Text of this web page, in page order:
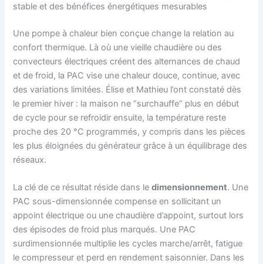
stable et des bénéfices énergétiques mesurables
Une pompe à chaleur bien conçue change la relation au
confort thermique. Là où une vieille chaudière ou des
convecteurs électriques créent des alternances de chaud
et de froid, la PAC vise une chaleur douce, continue, avec
des variations limitées. Élise et Mathieu l’ont constaté dès
le premier hiver : la maison ne “surchauffe” plus en début
de cycle pour se refroidir ensuite, la température reste
proche des 20 °C programmés, y compris dans les pièces
les plus éloignées du générateur grâce à un équilibrage des
réseaux.
La clé de ce résultat réside dans ledimensionnement. Une
PAC sous-dimensionnée compense en sollicitant un
appoint électrique ou une chaudière d’appoint, surtout lors
des épisodes de froid plus marqués. Une PAC
surdimensionnée multiplie les cycles marche/arrêt, fatigue
le compresseur et perd en rendement saisonnier. Dans les